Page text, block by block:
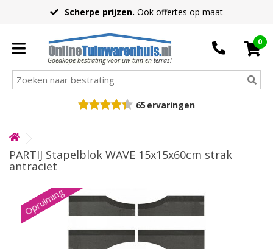
Scherpe prijzen. Ook offertes op maat
Goedkope bestrating voor uw tuin en terras!
0
65 ervaringen
PARTIJ Stapelblok WAVE 15x15x60cm strak
antraciet
Opruiming